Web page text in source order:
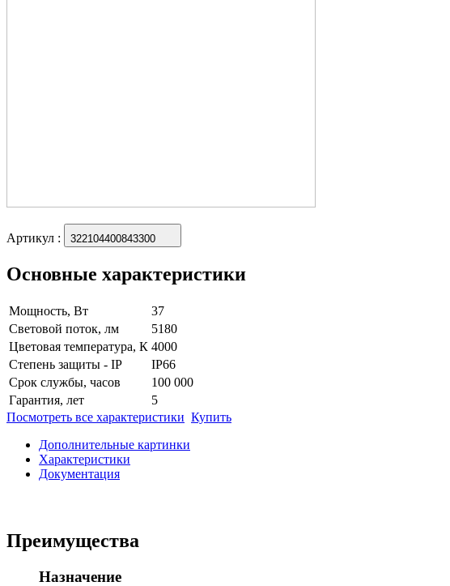
Артикул : 322104400843300
Основные характеристики
Мощность, Вт
37
Световой поток, лм
5180
Цветовая температура, К 4000
Степень защиты - IP
IP66
Срок службы, часов
100 000
Гарантия, лет
5
Посмотреть все характеристики Купить
Дополнительные картинки
Характеристики
Документация
Преимущества
Назначение